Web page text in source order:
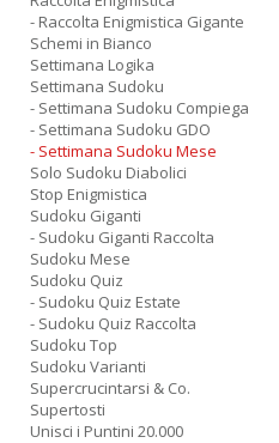
- Raccolta Enigmistica Gigante
Schemi in Bianco
Settimana Logika
Settimana Sudoku
- Settimana Sudoku Compiega
- Settimana Sudoku GDO
- Settimana Sudoku Mese
Solo Sudoku Diabolici
Stop Enigmistica
Sudoku Giganti
- Sudoku Giganti Raccolta
Sudoku Mese
Sudoku Quiz
- Sudoku Quiz Estate
- Sudoku Quiz Raccolta
Sudoku Top
Sudoku Varianti
Supercrucintarsi & Co.
Supertosti
Unisci i Puntini 20.000